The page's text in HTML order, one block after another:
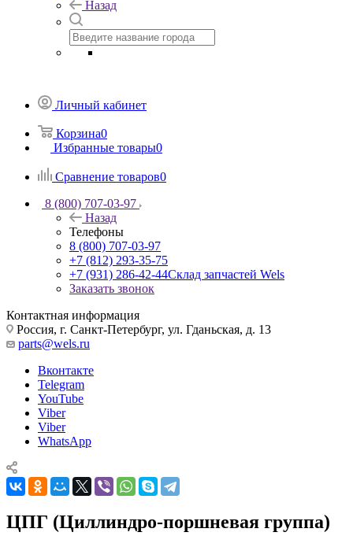
Назад
Личный кабинет
Корзина0
Избранные товары0
Сравнение товаров0
8 (800) 707-03-97
Назад
Телефоны
8 (800) 707-03-97
+7 (812) 293-35-75
+7 (931) 286-42-44Склад запчастей Wels
Заказать звонок
Контактная информация
Россия, г. Санкт-Петербург, ул. Гданьская, д. 13
parts@wels.ru
Вконтакте
Telegram
YouTube
Viber
Viber
WhatsApp
ЦПГ (Циллиндро-поршневая группа)